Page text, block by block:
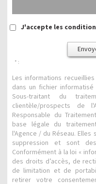
J'accepte les
* :
Les informations
dans un fichier
Sous-traitant du
clientèle/prospects de
Responsable du
base légale du
l'Agence / du Réseau.
suppression et sont
Conformément à la loi «
des droits d’accès, de
de limitation et de
retirer votre